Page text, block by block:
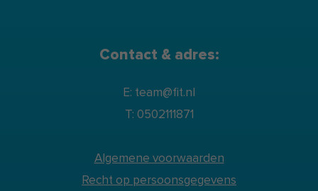
Contact & adres:
E: team@fit.nl
T: 0502111871
Algemene voorwaarden
Recht op persoonsgegevens